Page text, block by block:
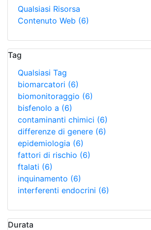
Qualsiasi Risorsa
Contenuto Web (6)
Tag
Qualsiasi Tag
biomarcatori (6)
biomonitoraggio (6)
bisfenolo a (6)
contaminanti chimici (6)
differenze di genere (6)
epidemiologia (6)
fattori di rischio (6)
ftalati (6)
inquinamento (6)
interferenti endocrini (6)
Durata